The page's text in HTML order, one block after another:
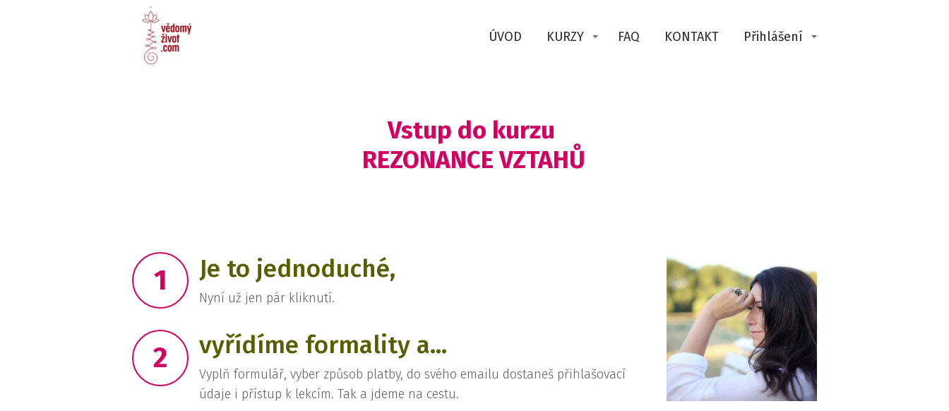
ÚVOD KURZY FAQ KONTAKT Přihlášení
Vstup do kurzu
REZONANCE VZTAHŮ
1 Je to jednoduché,
Nyní už jen pár kliknutí.
2 vyřídíme formality a...
Vyplň formulář, vyber způsob platby, do svého emailu dostaneš přihlašovací
údaje i přístup k lekcím. Tak a jdeme na cestu.